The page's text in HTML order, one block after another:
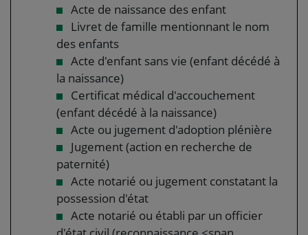
Acte de naissance des enfant
Livret de famille mentionnant le nom
des enfants
Acte d'enfant sans vie (enfant décédé à
la naissance)
Certificat médical d'accouchement
(enfant décédé à la naissance)
Acte ou jugement d'adoption plénière
Jugement (action en recherche de
paternité)
Acte notarié ou jugement constatant la
possession d'état
Acte notarié ou établi par un officier